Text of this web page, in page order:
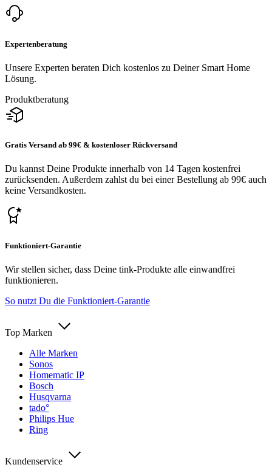
Expertenberatung
Unsere Experten beraten Dich kostenlos zu Deiner Smart Home
Lösung.
Produktberatung
Gratis Versand ab 99€ & kostenloser Rückversand
Du kannst Deine Produkte innerhalb von 14 Tagen kostenfrei
zurücksenden. Außerdem zahlst du bei einer Bestellung ab 99€ auch
keine Versandkosten.
Funktioniert-Garantie
Wir stellen sicher, dass Deine tink-Produkte alle einwandfrei
funktionieren.
So nutzt Du die Funktioniert-Garantie
Top Marken
Alle Marken
Sonos
Homematic IP
Bosch
Husqvarna
tado°
Philips Hue
Ring
Kundenservice